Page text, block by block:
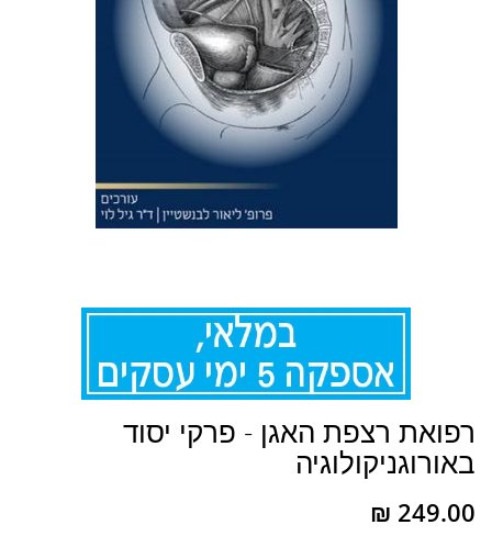
רפואת רצפת האגן - פרקי יסוד
באורוגניקולוגיה
להתחלה
של
גלריית